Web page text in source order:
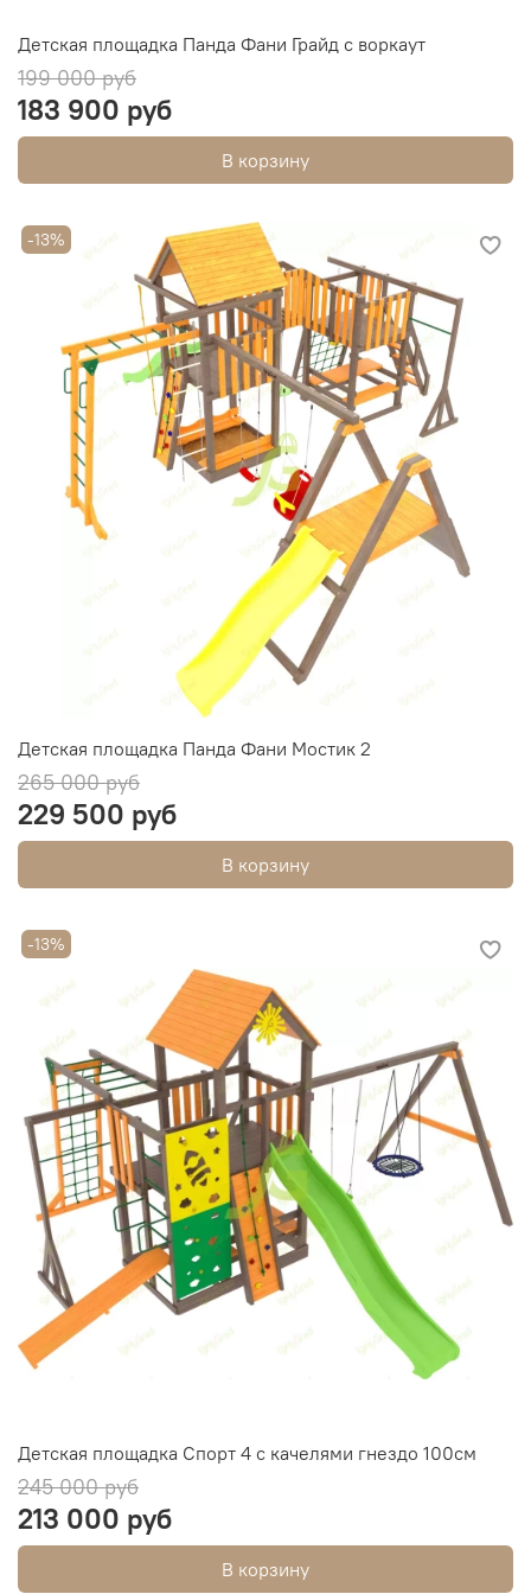
Детская площадка Панда Фани Грайд с воркаут
199 000 руб
183 900 руб
В корзину
-13%
Детская площадка Панда Фани Мостик 2
265 000 руб
229 500 руб
В корзину
-13%
Детская площадка Спорт 4 с качелями гнездо 100см
245 000 руб
213 000 руб
В корзину